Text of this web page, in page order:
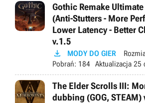
Gothic Remake
(Anti-Stutters - More
Lower Latency - Better
v.1.5
 MODY DO GIER
Pobrań: 184 Aktualizacja 25
The Elder Scrolls III:
dubbing (GOG, STEAM)